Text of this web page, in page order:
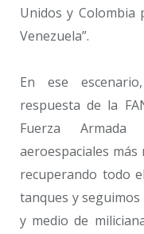
Unidos y
Venezuela”.
En ese
respuesta de la
Fuerza
aeroespaciales
recuperando todo
tanques y
y medio de